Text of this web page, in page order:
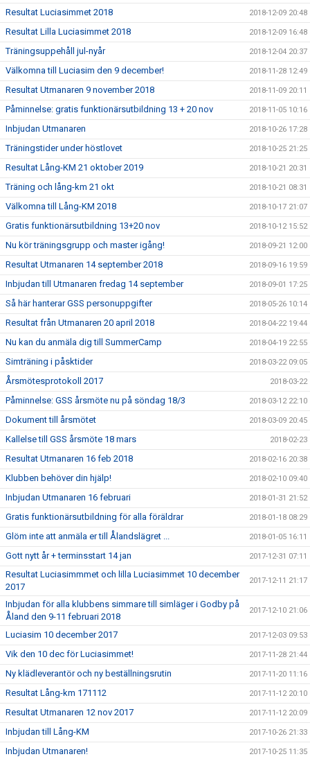
Resultat Luciasimmet 2018 2018-12-09 20:48
Resultat Lilla Luciasimmet 2018 2018-12-09 16:48
Träningsuppehåll jul-nyår 2018-12-04 20:37
Välkomna till Luciasim den 9 december! 2018-11-28 12:49
Resultat Utmanaren 9 november 2018 2018-11-09 20:11
Påminnelse: gratis funktionärsutbildning 13 + 20 nov 2018-11-05 10:16
Inbjudan Utmanaren 2018-10-26 17:28
Träningstider under höstlovet 2018-10-25 21:25
Resultat Lång-KM 21 oktober 2019 2018-10-21 20:31
Träning och lång-km 21 okt 2018-10-21 08:31
Välkomna till Lång-KM 2018 2018-10-17 21:07
Gratis funktionärsutbildning 13+20 nov 2018-10-12 15:52
Nu kör träningsgrupp och master igång! 2018-09-21 12:00
Resultat Utmanaren 14 september 2018 2018-09-16 19:59
Inbjudan till Utmanaren fredag 14 september 2018-09-01 17:25
Så här hanterar GSS personuppgifter 2018-05-26 10:14
Resultat från Utmanaren 20 april 2018 2018-04-22 19:44
Nu kan du anmäla dig till SummerCamp 2018-04-19 22:55
Simträning i påsktider 2018-03-22 09:05
Årsmötesprotokoll 2017 2018-03-22
Påminnelse: GSS årsmöte nu på söndag 18/3 2018-03-12 22:10
Dokument till årsmötet 2018-03-09 20:45
Kallelse till GSS årsmöte 18 mars 2018-02-23
Resultat Utmanaren 16 feb 2018 2018-02-16 20:38
Klubben behöver din hjälp! 2018-02-10 09:40
Inbjudan Utmanaren 16 februari 2018-01-31 21:52
Gratis funktionärsutbildning för alla föräldrar 2018-01-18 08:29
Glöm inte att anmäla er till Ålandslägret ... 2018-01-05 16:11
Gott nytt år + terminsstart 14 jan 2017-12-31 07:11
Resultat Luciasimmmet och lilla Luciasimmet 10 december
2017
2017-12-11 21:17
Inbjudan för alla klubbens simmare till simläger i Godby på
Åland den 9-11 februari 2018
2017-12-10 21:06
Luciasim 10 december 2017 2017-12-03 09:53
Vik den 10 dec för Luciasimmet! 2017-11-28 21:44
Ny klädleverantör och ny beställningsrutin 2017-11-20 11:16
Resultat Lång-km 171112 2017-11-12 20:10
Resultat Utmanaren 12 nov 2017 2017-11-12 20:09
Inbjudan till Lång-KM 2017-10-26 21:33
Inbjudan Utmanaren! 2017-10-25 11:35